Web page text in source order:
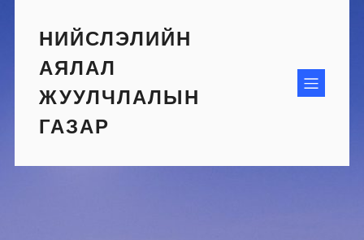
contentНИЙСЛЭЛИЙН
АЯЛАЛ
ЖУУЛЧЛАЛЫН
ГАЗАР